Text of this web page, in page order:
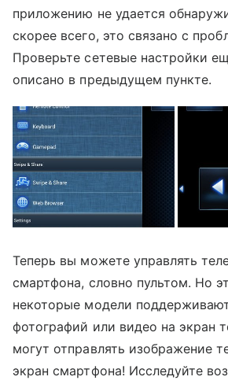
приложению не удается
скорее всего, это связано с
Проверьте сетевые настройки
описано в предыдущем пункте.
Теперь вы можете управлять
смартфона, словно пультом. Но
некоторые модели
фотографий или видео на экран
могут отправлять изображение
экран смартфона! Исследуйте